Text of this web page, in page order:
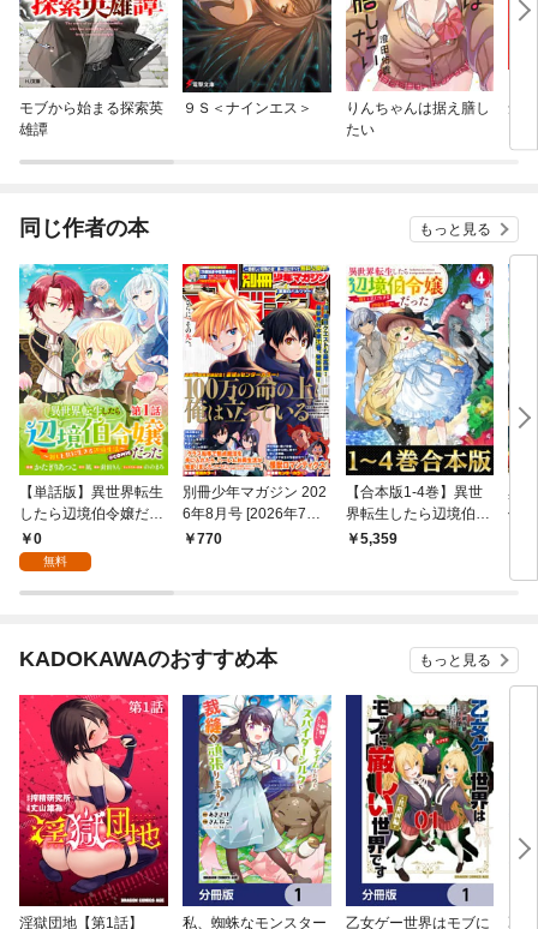
モブから始まる探索英
雄譚
９Ｓ＜ナインエス＞
りんちゃんは据え膳し
たい
念
同じ作者の本 もっと見る
【単話版】異世界転生
したら辺境伯令嬢だっ
た～推しと共に生きる
辺境生活～@COMIC
0
無料
別冊少年マガジン 202
6年8月号 [2026年7月9
日発売]
770
【合本版1-4巻】異世
界転生したら辺境伯令
嬢だった
5,359
異
伯
ろ
KADOKAWAのおすすめ本 もっと見る
淫獄団地【第1話】 私、蜘蛛なモンスター 乙女ゲー世界はモブに 乙